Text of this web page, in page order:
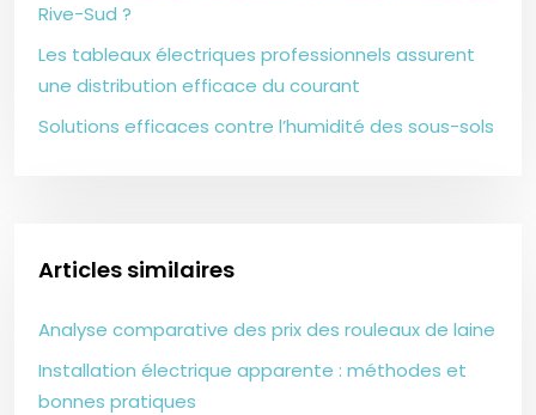
Rive-Sud ?
Les tableaux électriques professionnels assurent
une distribution efficace du courant
Solutions efficaces contre l’humidité des sous-sols
Articles similaires
Analyse comparative des prix des rouleaux de laine
Installation électrique apparente : méthodes et
bonnes pratiques